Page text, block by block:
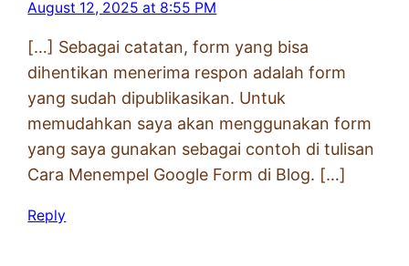
August 12, 2025 at 8:55 PM
[…] Sebagai catatan, form yang bisa
dihentikan menerima respon adalah form
yang sudah dipublikasikan. Untuk
memudahkan saya akan menggunakan form
yang saya gunakan sebagai contoh di tulisan
Cara Menempel Google Form di Blog. […]
Reply